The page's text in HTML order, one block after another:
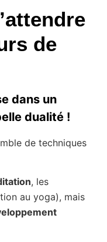
de
dans un
dualité !
de techniques
, les
au yoga), mais